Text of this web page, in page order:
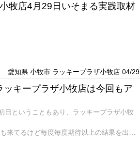
牧店4月29日いそまる実践取材
愛知県 小牧市 ラッキープラザ小牧店 04/29
ッキープラザ小牧店は今回もア
日ということもあり、ラッキープラザ小牧
来てるけど毎度毎度期待以上の結果を出玉